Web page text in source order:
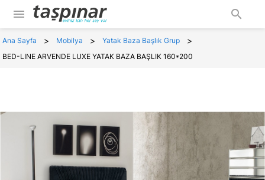
menu search
Ana Sayfa > Mobilya > Yatak Baza Başlık Grup >
BED-LINE ARVENDE LUXE YATAK BAZA BAŞLIK 160*200